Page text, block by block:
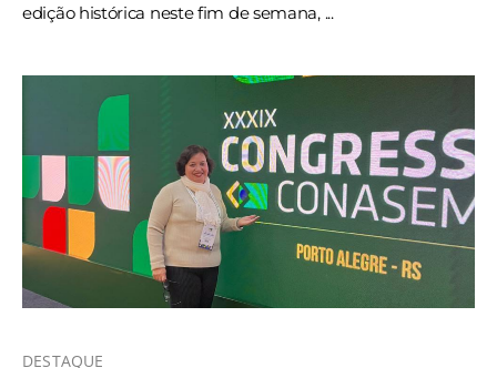
edição histórica neste fim de semana, ...
DESTAQUE